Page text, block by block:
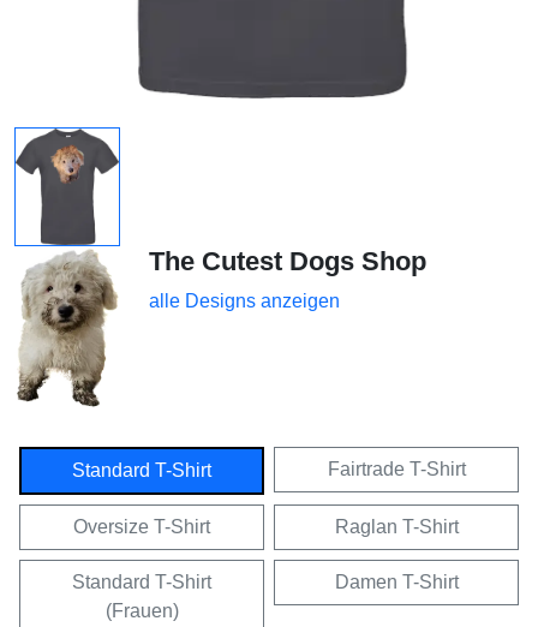
The Cutest Dogs Shop
alle Designs anzeigen
Standard T-Shirt Fairtrade T-Shirt
Oversize T-Shirt Raglan T-Shirt
Standard T-Shirt
(Frauen)
Damen T-Shirt